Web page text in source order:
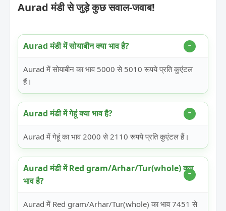
Aurad मंडी से जुड़े कुछ सवाल-जवाब!
Aurad मंडी में सोयाबीन क्या भाव है?
Aurad में सोयाबीन का भाव 5000 से 5010 रूपये प्रति कुएंटल
हैं।
Aurad मंडी में गेहूं क्या भाव है?
Aurad में गेहूं का भाव 2000 से 2110 रूपये प्रति कुएंटल हैं।
Aurad मंडी में Red gram/Arhar/Tur(whole) क्या
भाव है?
Aurad में Red gram/Arhar/Tur(whole) का भाव 7451 से